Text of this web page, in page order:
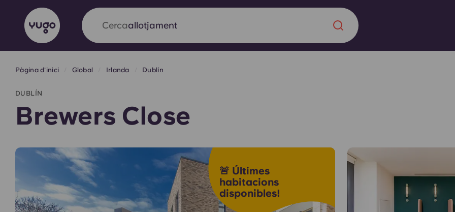
Cercaciutat
Yugo x VCARB: Impulsant una nova era
en l'habitatge per a estudiants
Yugo La col·laboració pionera de amb VCARB fomenta la
innovació, l'ambició i els moments inoblidables per als estudiants.
Sobre nosaltres
Preguntes
English (GB) English (US)
Pàgina d'inici Global Irlanda Dublín
DUBLÍN
Brewers Close
🚨 Últimes
habitacions
disponibles!